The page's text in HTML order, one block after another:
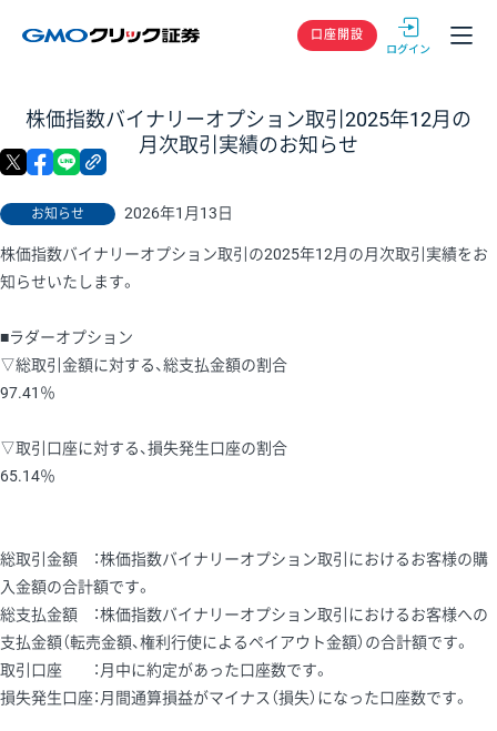
GMOクリック
口座開設
株価指数バイナリーオプション取引2025年12月の
月次取引実績のお知らせ
お知らせ 2026年1月13日
X facebook
株価指数バイナリーオプション取引の2025年12月の月次取引実績をお
知らせいたします。
■ラダーオプション
▽総取引金額に対する、総支払金額の割合
97.41％
▽取引口座に対する、損失発生口座の割合
65.14％
総取引金額 ：株価指数バイナリーオプション取引におけるお客様の購
入金額の合計額です。
総支払金額 ：株価指数バイナリーオプション取引におけるお客様への
支払金額（転売金額、権利行使によるペイアウト金額）の合計額です。
取引口座 ：月中に約定があった口座数です。
損失発生口座：月間通算損益がマイナス（損失）になった口座数です。